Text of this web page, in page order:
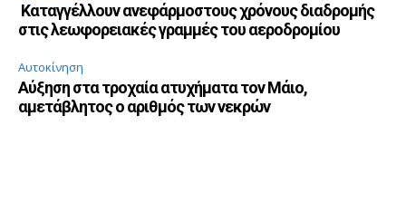
Καταγγέλλουν ανεφάρμοστους χρόνους διαδρομής
στις λεωφορειακές γραμμές του αεροδρομίου
Αυτοκίνηση
Αύξηση στα τροχαία ατυχήματα τον Μάιο,
αμετάβλητος ο αριθμός των νεκρών